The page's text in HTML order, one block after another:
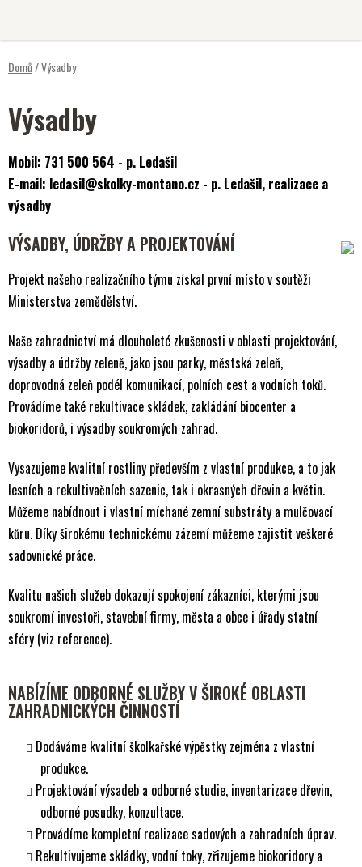
Domů/Výsadby
Výsadby
Mobil: 731 500 564 - p. Ledašil
E-mail: ledasil@skolky-montano.cz - p. Ledašil, realizace a
výsadby
VÝSADBY, ÚDRŽBY A PROJEKTOVÁNÍ
Projekt našeho realizačního týmu získal první místo v soutěži
Ministerstva zemědělství.
Naše zahradnictví má dlouholeté zkušenosti v oblasti projektování,
výsadby a údržby zeleně, jako jsou parky, městská zeleň,
doprovodná zeleň podél komunikací, polních cest a vodních toků.
Provádíme také rekultivace skládek, zakládání biocenter a
biokoridorů, i výsadby soukromých zahrad.
Vysazujeme kvalitní rostliny především z vlastní produkce, a to jak
lesních a rekultivačních sazenic, tak i okrasných dřevin a květin.
Můžeme nabídnout i vlastní míchané zemní substráty a mulčovací
kůru. Díky širokému technickému zázemí můžeme zajistit veškeré
sadovnické práce.
Kvalitu našich služeb dokazují spokojení zákazníci, kterými jsou
soukromí investoři, stavební firmy, města a obce i úřady statní
sféry (viz reference).
NABÍZÍME ODBORNÉ SLUŽBY V ŠIROKÉ OBLASTI
ZAHRADNICKÝCH ČINNOSTÍ
Dodáváme kvalitní školkařské výpěstky zejména z vlastní
produkce.
Projektování výsadeb a odborné studie, inventarizace dřevin,
odborné posudky, konzultace.
Provádíme kompletní realizace sadových a zahradních úprav.
Rekultivujeme skládky, vodní toky, zřizujeme biokoridory a